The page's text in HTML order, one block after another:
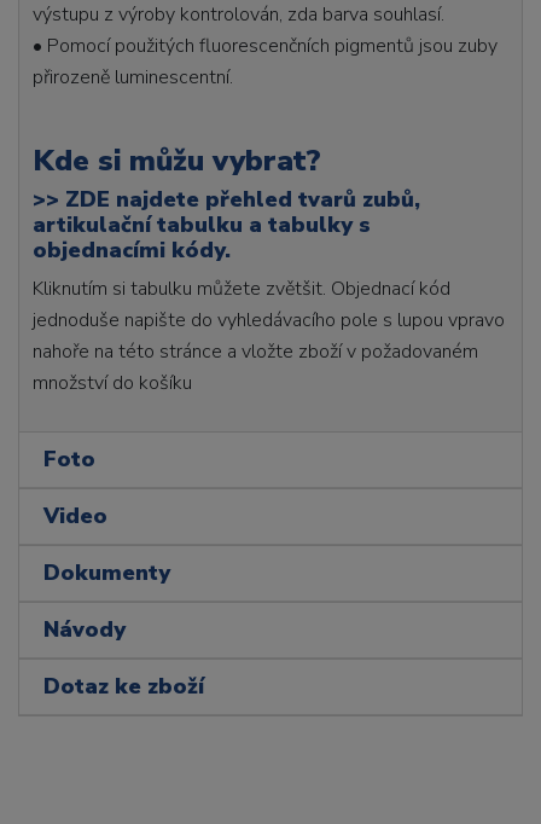
výstupu z výroby kontrolován, zda barva souhlasí.
• Pomocí použitých fluorescenčních pigmentů jsou zuby
přirozeně luminescentní.
Kde si můžu vybrat?
>> ZDE najdete přehled tvarů zubů,
artikulační tabulku a tabulky s
objednacími kódy.
Kliknutím si tabulku můžete zvětšit. Objednací kód
jednoduše napište do vyhledávacího pole s lupou vpravo
nahoře na této stránce a vložte zboží v požadovaném
množství do košíku
Foto
Video
Dokumenty
Návody
Dotaz ke zboží